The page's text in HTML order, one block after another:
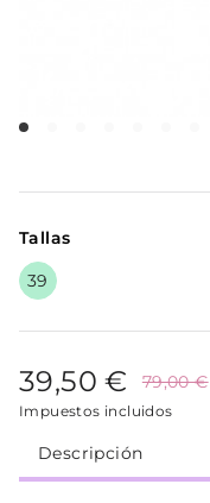
Tallas
39
39,50 € 79,00 €
Impuestos incluidos
Descripción